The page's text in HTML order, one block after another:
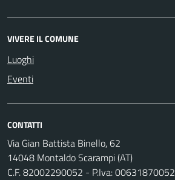
VIVERE IL COMUNE
Luoghi
Eventi
CONTATTI
Via Gian Battista Binello, 62
14048 Montaldo Scarampi (AT)
C.F. 82002290052 - P.Iva: 00631870052